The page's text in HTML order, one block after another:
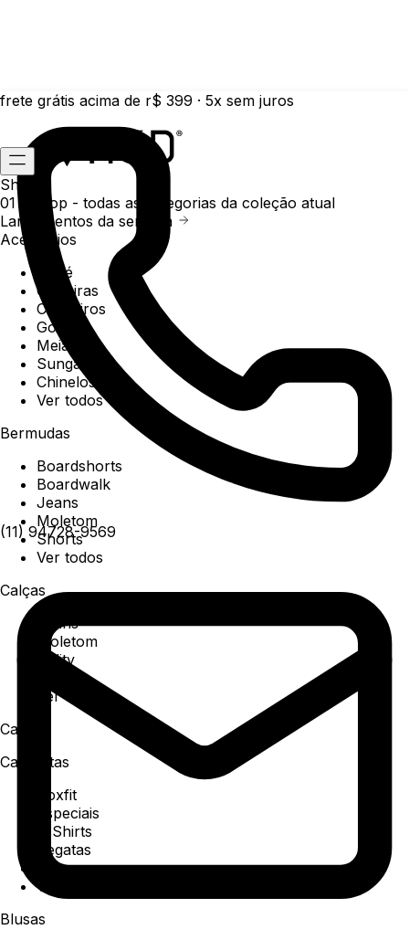
frete grátis acima de r$ 399 · 5x sem juros
(11) 94728-9569
Shop
01 /
Shop - todas as categorias da coleção atual
Lançamentos da semana
Acessórios
Boné
Carteiras
Chaveiros
Gorros
Meias
Sunga
Chinelos
Ver todos
Bermudas
Boardshorts
Boardwalk
Jeans
Moletom
Shorts
Ver todos
Calças
Jeans
Moletom
Utility
Ver todos
Camisa
Camisetas
Boxfit
Especiais
T-Shirts
Regatas
Polo
Ver todos
Blusas